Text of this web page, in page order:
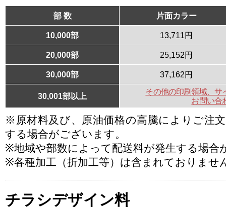
部 数 片面カラー
10,000部 13,711円
20,000部 25,152円
30,000部 37,162円
30,001部以上
その他の印刷領域、サ
お問い合
※原材料及び、原油価格の高騰によりご注
する場合がございます。
※地域や部数によって配送料が発生する場合
※各種加工（折加工等）は含まれておりませ
チラシデザイン料